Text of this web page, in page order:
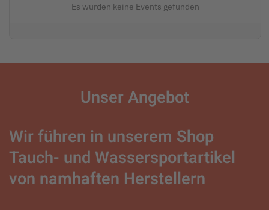
Es wurden keine Events gefunden
Unser Angebot
Wir führen in unserem Shop
Tauch- und Wassersportartikel
von namhaften Herstellern